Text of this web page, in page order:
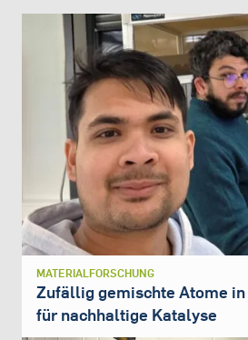
MATERIALFORSCHUNG
Zufällig gemischte Atome in
für nachhaltige Katalyse